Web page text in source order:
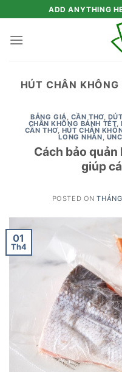
to
content
ADD ANYTHING
HÚT CHÂN
BẢNG GIÁ, CẦN THƠ,
CHÂN KHÔNG BÁNH TÉT,
CẦN THƠ, HÚT CHÂN
LONG NHÃN,
Cách bảo
giúp
POSTED ON
01
Th4